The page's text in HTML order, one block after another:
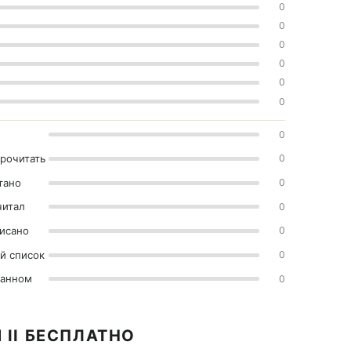
0
0
0
0
0
0
0
0
0
0
0
список 0
0
БЕСПЛАТНО